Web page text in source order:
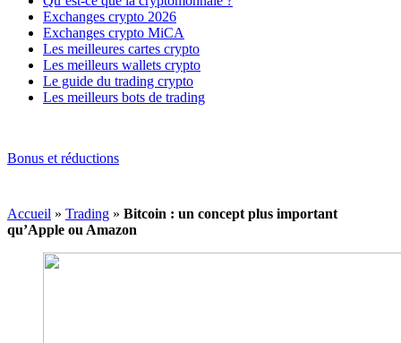
Exchanges crypto 2026
Exchanges crypto MiCA
Les meilleures cartes crypto
Les meilleurs wallets crypto
Le guide du trading crypto
Les meilleurs bots de trading
Bonus et réductions
Accueil » Trading » Bitcoin : un concept plus important
qu’Apple ou Amazon